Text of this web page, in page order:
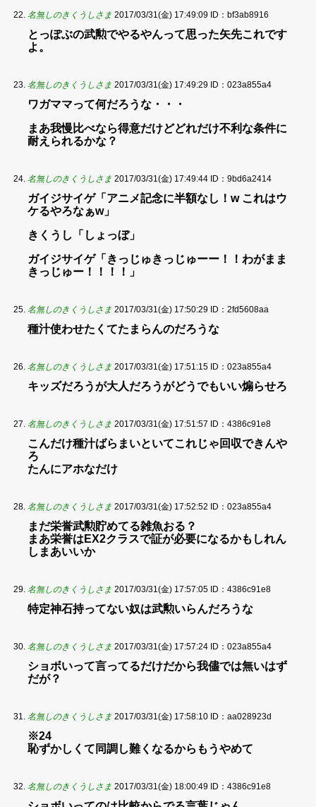
名無しのきくうしさま 2017/03/31(金) 17:49:09 ID：bf3ab8916
とっぽぶの武勲でやるやんって思った矢先これです
よ。
名無しのきくうしさま 2017/03/31(金) 17:49:29 ID：023a855a4
ワガママって何だろうな・・・
まあ我慢比べなら得意だけどどれだけ不利な条件に
耐えられるかな？
名無しのきくうしさま 2017/03/31(金) 17:49:44 ID：9bd6a2414
ガイジサイゲ「アニメ記念に半額なし！w これはウ
ケるやろなぁw」
きくうし「しょっぼ」
ガイジサイゲ「きっじゅきっじゅーー！！わがまま
きっじゅー！！！！」
名無しのきくうしさま 2017/03/31(金) 17:50:29 ID：2fd5608aa
種汁使わせたくてたまらんのだろうな
名無しのきくうしさま 2017/03/31(金) 17:51:15 ID：023a855a4
キッズだろうが大人だろうがどうでもいい煽らせろ
名無しのきくうしさま 2017/03/31(金) 17:51:57 ID：4386c91e8
こんだけ種汁ばらまいといてこれじゃ回収できんや
ろ
たんにアホなだけ
名無しのきくうしさま 2017/03/31(金) 17:52:52 ID：023a855a4
まだ栄誉武勲貯めてる雑魚おる？
まあ栄誉はEX2クラスで証が必要になるかもしれん
しまあいいか
名無しのきくうしさま 2017/03/31(金) 17:57:05 ID：4386c91e8
特定神石持ってない奴は武勲いらんだろうな
名無しのきくうしさま 2017/03/31(金) 17:57:24 ID：023a855a4
ショボいって言ってるだけだから我儘では無いはず
だが？
名無しのきくうしさま 2017/03/31(金) 17:58:10 ID：aa028923d
※24
恥ずかしくて同調し難くなるからもうやめて
名無しのきくうしさま 2017/03/31(金) 18:00:49 ID：4386c91e8